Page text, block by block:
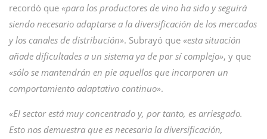
recordó que «para los productores de vino ha sido y seguirá
siendo necesario adaptarse a la diversificación de los mercados
y los canales de distribución». Subrayó que «esta situación
añade dificultades a un sistema ya de por sí complejo», y que
«sólo se mantendrán en pie aquellos que incorporen un
comportamiento adaptativo continuo».
«El sector está muy concentrado y, por tanto, es arriesgado.
Esto nos demuestra que es necesaria la diversificación,